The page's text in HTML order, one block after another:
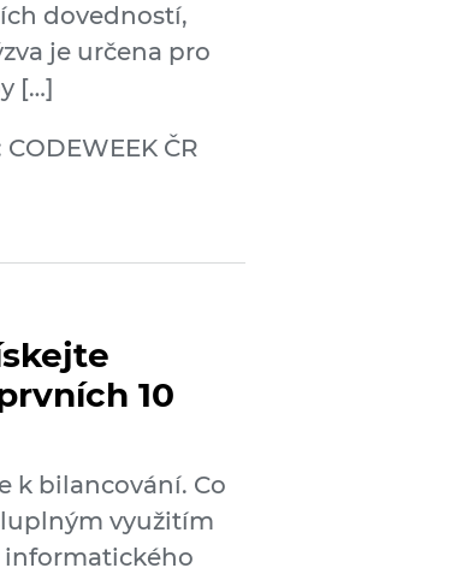
dovedností,
je určena pro
[…]
ČR
10
k bilancování. Co
využitím